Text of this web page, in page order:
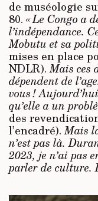
de muséologie
80. « Le Congo a
l’indépendance.
Mobutu et sa
mises en place
NDLR).Mais ces
dépendent de
vous !
qu’elle a un
des
l’encadré).Mais
n’est pas là.
2023, je n’ai pas
parler de culture.